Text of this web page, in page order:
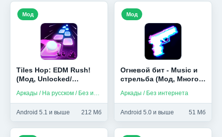
Tiles Hop: EDM Rush!
(Мод, Unlocked/
Аркады / На русском / Без интернета
Android 5.1 и выше 212 Мб
Мод
Огневой бит - Мusic и
стрельба (Мод, Много
Аркады / Без интернета
Android 5.0 и выше 51 Мб
Мод